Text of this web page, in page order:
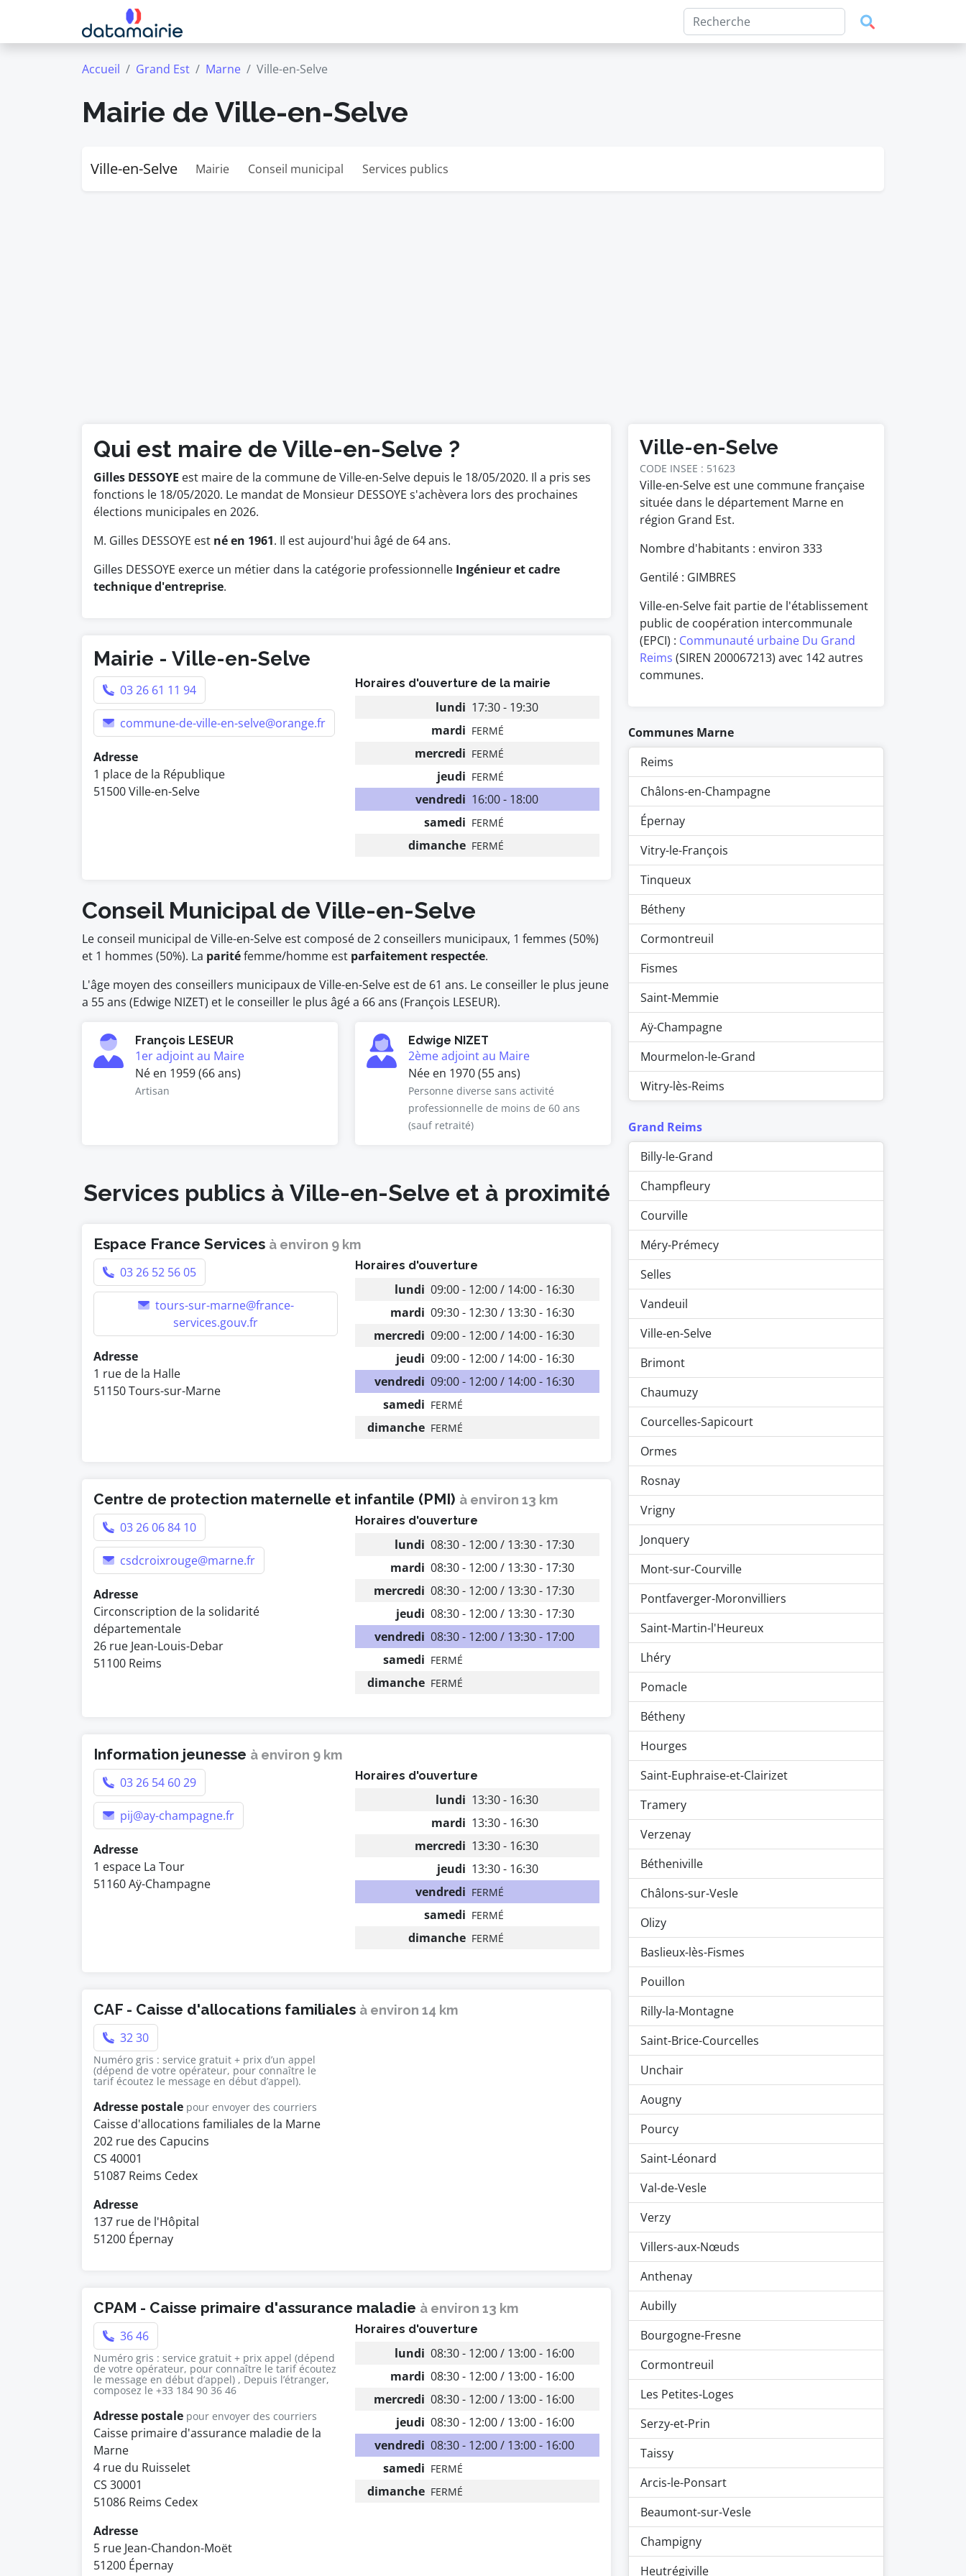
Accueil Grand Est Marne Ville-en-Selve
Mairie de Ville-en-Selve
Ville-en-Selve Mairie Conseil municipal Services publics
Qui est maire de Ville-en-Selve ?
Gilles DESSOYE est maire de la commune de Ville-en-Selve depuis le 18/05/2020. Il a pris ses
fonctions le 18/05/2020. Le mandat de Monsieur DESSOYE s'achèvera lors des prochaines
élections municipales en 2026.
M. Gilles DESSOYE est né en 1961. Il est aujourd'hui âgé de 64 ans.
Gilles DESSOYE exerce un métier dans la catégorie professionnelle Ingénieur et cadre
technique d'entreprise.
Mairie - Ville-en-Selve
03 26 61 11 94
commune-de-ville-en-selve@orange.fr
Adresse
1 place de la République
51500 Ville-en-Selve
Horaires d'ouverture de la mairie
lundi 17:30 - 19:30
mardi FERMÉ
mercredi FERMÉ
jeudi FERMÉ
vendredi 16:00 - 18:00
samedi FERMÉ
dimanche FERMÉ
Conseil Municipal de Ville-en-Selve
Le conseil municipal de Ville-en-Selve est composé de 2 conseillers municipaux, 1 femmes (50%)
et 1 hommes (50%). La paritéfemme/homme est parfaitement respectée.
L'âge moyen des conseillers municipaux de Ville-en-Selve est de 61 ans. Le conseiller le plus jeune
a 55 ans (Edwige NIZET) et le conseiller le plus âgé a 66 ans (François LESEUR).
François LESEUR
1er adjoint au Maire
Né en 1959 (66 ans)
Artisan
Edwige NIZET
2ème adjoint au Maire
Née en 1970 (55 ans)
Personne diverse sans activité
professionnelle de moins de 60 ans
(sauf retraité)
Services publics à Ville-en-Selve et à proximité
Espace France Services à environ 9 km
03 26 52 56 05
tours-sur-marne@france-
services.gouv.fr
Adresse
1 rue de la Halle
51150 Tours-sur-Marne
Horaires d'ouverture
lundi 09:00 - 12:00 / 14:00 - 16:30
mardi 09:30 - 12:30 / 13:30 - 16:30
mercredi 09:00 - 12:00 / 14:00 - 16:30
jeudi 09:00 - 12:00 / 14:00 - 16:30
vendredi 09:00 - 12:00 / 14:00 - 16:30
samedi FERMÉ
dimanche FERMÉ
Centre de protection maternelle et infantile (PMI) à environ 13 km
03 26 06 84 10
csdcroixrouge@marne.fr
Adresse
Circonscription de la solidarité
départementale
26 rue Jean-Louis-Debar
51100 Reims
Horaires d'ouverture
lundi 08:30 - 12:00 / 13:30 - 17:30
mardi 08:30 - 12:00 / 13:30 - 17:30
mercredi 08:30 - 12:00 / 13:30 - 17:30
jeudi 08:30 - 12:00 / 13:30 - 17:30
vendredi 08:30 - 12:00 / 13:30 - 17:00
samedi FERMÉ
dimanche FERMÉ
Information jeunesse à environ 9 km
03 26 54 60 29
pij@ay-champagne.fr
Adresse
1 espace La Tour
51160 Aÿ-Champagne
Horaires d'ouverture
lundi 13:30 - 16:30
mardi 13:30 - 16:30
mercredi 13:30 - 16:30
jeudi 13:30 - 16:30
vendredi FERMÉ
samedi FERMÉ
dimanche FERMÉ
CAF - Caisse d'allocations familiales à environ 14 km
32 30
Numéro gris : service gratuit + prix d’un appel
(dépend de votre opérateur, pour connaître le
tarif écoutez le message en début d’appel).
Adresse postale pour envoyer des courriers
Caisse d'allocations familiales de la Marne
202 rue des Capucins
CS 40001
51087 Reims Cedex
Adresse
137 rue de l'Hôpital
51200 Épernay
CPAM - Caisse primaire d'assurance maladie à environ 13 km
36 46
Numéro gris : service gratuit + prix appel (dépend
de votre opérateur, pour connaître le tarif écoutez
le message en début d’appel) , Depuis l’étranger,
composez le +33 184 90 36 46
Adresse postale pour envoyer des courriers
Caisse primaire d'assurance maladie de la
Marne
4 rue du Ruisselet
CS 30001
51086 Reims Cedex
Adresse
5 rue Jean-Chandon-Moët
51200 Épernay
Horaires d'ouverture
lundi 08:30 - 12:00 / 13:00 - 16:00
mardi 08:30 - 12:00 / 13:00 - 16:00
mercredi 08:30 - 12:00 / 13:00 - 16:00
jeudi 08:30 - 12:00 / 13:00 - 16:00
vendredi 08:30 - 12:00 / 13:00 - 16:00
samedi FERMÉ
dimanche FERMÉ
Ville-en-Selve
CODE INSEE : 51623
Ville-en-Selve est une commune française
située dans le département Marne en
région Grand Est.
Nombre d'habitants : environ 333
Gentilé : GIMBRES
Ville-en-Selve fait partie de l'établissement
public de coopération intercommunale
(EPCI) : Communauté urbaine Du Grand
Reims (SIREN 200067213) avec 142 autres
communes.
Communes Marne
Reims
Châlons-en-Champagne
Épernay
Vitry-le-François
Tinqueux
Bétheny
Cormontreuil
Fismes
Saint-Memmie
Aÿ-Champagne
Mourmelon-le-Grand
Witry-lès-Reims
Grand Reims
Billy-le-Grand
Champfleury
Courville
Méry-Prémecy
Selles
Vandeuil
Ville-en-Selve
Brimont
Chaumuzy
Courcelles-Sapicourt
Ormes
Rosnay
Vrigny
Jonquery
Mont-sur-Courville
Pontfaverger-Moronvilliers
Saint-Martin-l'Heureux
Lhéry
Pomacle
Bétheny
Hourges
Saint-Euphraise-et-Clairizet
Tramery
Verzenay
Bétheniville
Châlons-sur-Vesle
Olizy
Baslieux-lès-Fismes
Pouillon
Rilly-la-Montagne
Saint-Brice-Courcelles
Unchair
Aougny
Pourcy
Saint-Léonard
Val-de-Vesle
Verzy
Villers-aux-Nœuds
Anthenay
Aubilly
Bourgogne-Fresne
Cormontreuil
Les Petites-Loges
Serzy-et-Prin
Taissy
Arcis-le-Ponsart
Beaumont-sur-Vesle
Champigny
Heutrégiville